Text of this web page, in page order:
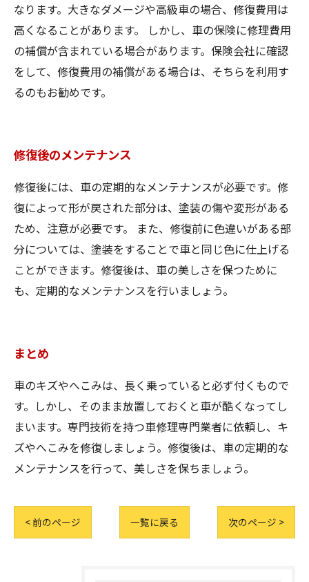
なります。大きなダメージや高級車の場合、修復費用は
高くなることがあります。 しかし、車の保険に修理費用
の補償が含まれている場合があります。保険会社に確認
をして、修復費用の補償がある場合は、そちらを利用す
るのもお勧めです。
修復後のメンテナンス
修復後には、車の定期的なメンテナンスが必要です。修
復によって形が戻された部分は、塗装の傷や変形がある
ため、注意が必要です。 また、修復前に色違いがある部
分については、塗装をすることで車と同じ色に仕上げる
ことができます。修復後は、車の美しさを保つために
も、定期的なメンテナンスを行いましょう。
まとめ
車のキズやへこみは、長く乗っていると必ず付くもので
す。しかし、そのまま放置しておくと車が酷くなってし
まいます。専門技術を持つ車修理専門業者に依頼し、キ
ズやへこみを修復しましょう。修復後は、車の定期的な
メンテナンスを行って、美しさを保ちましょう。
< 前のページ 一覧に戻る 次のページ >